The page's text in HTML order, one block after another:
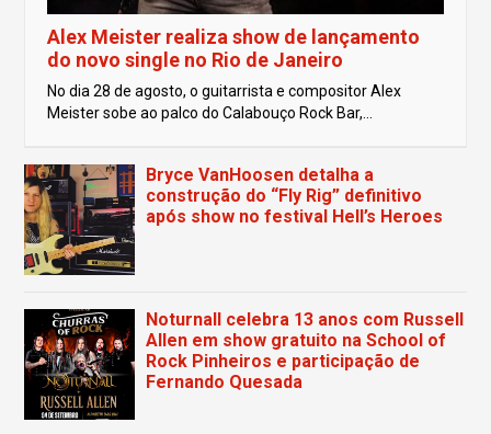
Alex Meister realiza show de lançamento
do novo single no Rio de Janeiro
No dia 28 de agosto, o guitarrista e compositor Alex
Meister sobe ao palco do Calabouço Rock Bar,...
Bryce VanHoosen detalha a
construção do “Fly Rig” definitivo
após show no festival Hell’s Heroes
Noturnall celebra 13 anos com Russell
Allen em show gratuito na School of
Rock Pinheiros e participação de
Fernando Quesada